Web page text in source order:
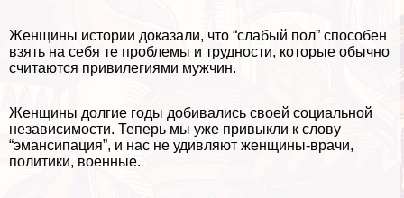
Женщины истории доказали, что “слабый пол” способен
взять на себя те проблемы и трудности, которые обычно
считаются привилегиями мужчин.
Женщины долгие годы добивались своей социальной
независимости. Теперь мы уже привыкли к слову
“эмансипация”, и нас не удивляют женщины-врачи,
политики, военные.